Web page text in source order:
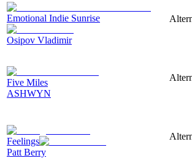
Emotional Indie Sunrise
Osipov Vladimir
Five Miles
ASHWYN
Feelings
Patt Berry